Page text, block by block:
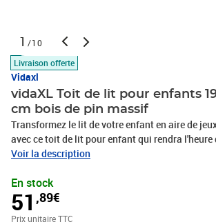
1 /10
Livraison offerte
Vidaxl
vidaXL Toit de lit pour enfants
cm bois de pin massif
Transformez le lit de votre enfant en aire de
avec ce toit de lit pour enfant qui rendra l'heure
et amusante. Cadre stable et durable : le bois
nœuds distinctifs contribuent à son charme
amusant : en combinant le toit avec le lit de
pouvez créer une cachette qui permettra à votre
Voir la description
En stock
51 ,89€
Prix unitaire TTC